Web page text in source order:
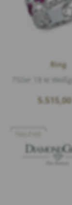
Ring
5.515,00